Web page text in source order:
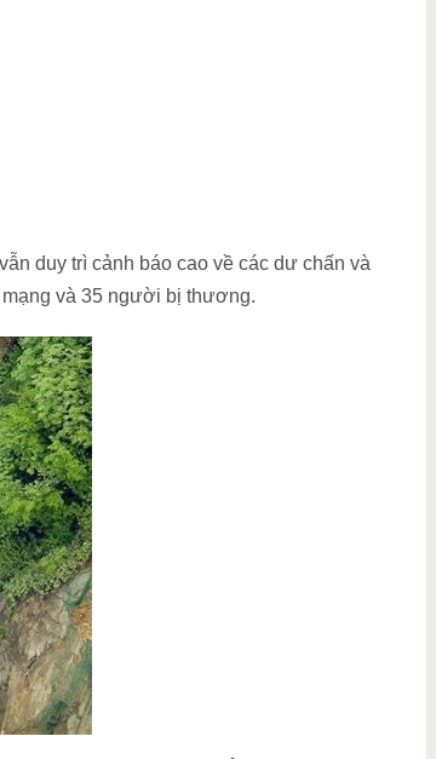
duy trì cảnh báo cao về các dư chấn và
và 35 người bị thương.